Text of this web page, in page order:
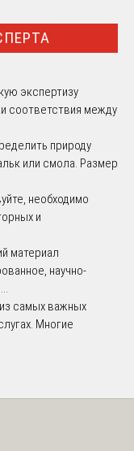
экспертизу
соответствия между
природу
или смола. Размер
необходимо
и
материал
научно-
самых важных
Многие